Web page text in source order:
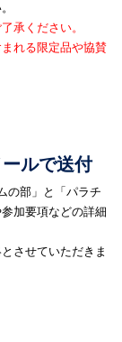
承ください。
れる限定品や協賛
ールで送付
の部」と「パラチ
加要項などの詳細
させていただきま